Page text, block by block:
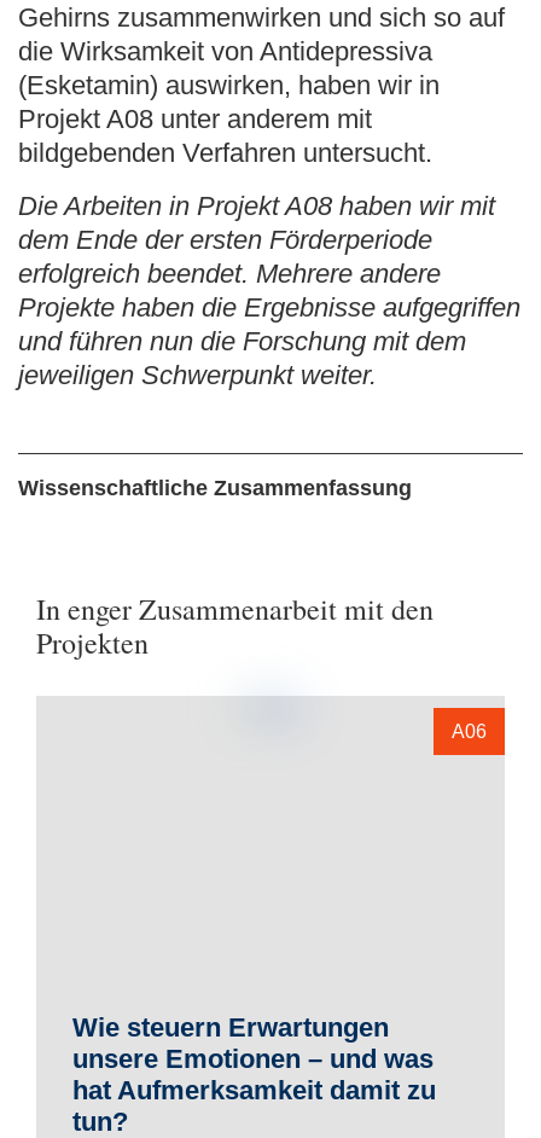
Gehirns zusammenwirken und sich so auf
die Wirksamkeit von Antidepressiva
(Esketamin) auswirken, haben wir in
Projekt A08 unter anderem mit
bildgebenden Verfahren untersucht.
Die Arbeiten in Projekt A08 haben wir mit
dem Ende der ersten Förderperiode
erfolgreich beendet. Mehrere andere
Projekte haben die Ergebnisse aufgegriffen
und führen nun die Forschung mit dem
jeweiligen Schwerpunkt weiter.
Wissenschaftliche Zusammenfassung
In enger Zusammenarbeit mit den
Projekten
A06
Wie steuern Erwartungen
unsere Emotionen – und was
hat Aufmerksamkeit damit zu
tun?